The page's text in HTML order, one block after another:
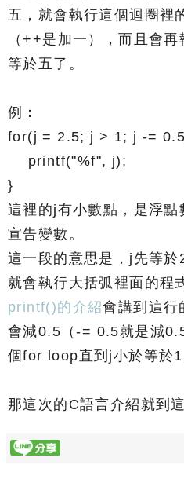
五，就會執行這個迴圈裡
（++是加一），而且會
等於五了。
例：
for(j = 2.5; j > 1; j -=
printf("%f", j);
}
這裡的j有小數點，是浮
宣告變數。
這一段的意思是，j先等於
就會執行大括弧裡面的
printf()的介紹會講到這行
會減0.5（-= 0.5就是減
個for loop直到j小於等於1
那這次的C語言介紹就到這